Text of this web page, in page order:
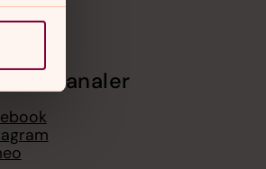
kanaler